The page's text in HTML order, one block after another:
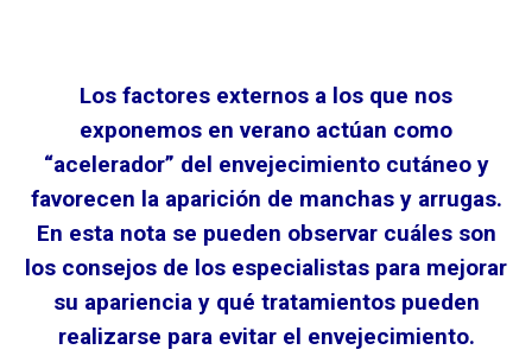
Los factores externos a los que nos
exponemos en verano actúan como
“acelerador” del envejecimiento cutáneo y
favorecen la aparición de manchas y arrugas.
En esta nota se pueden observar cuáles son
los consejos de los especialistas para mejorar
su apariencia y qué tratamientos pueden
realizarse para evitar el envejecimiento.